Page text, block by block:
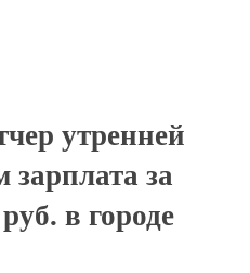
утренней
зарплата за
в городе